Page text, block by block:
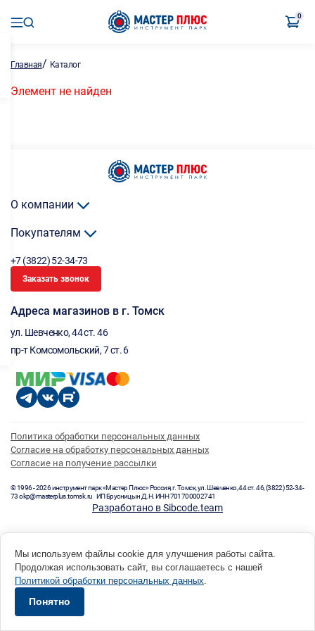
0
Главная/ Каталог
Элемент не найден
О компании
Покупателям
+7 (3822) 52-34-73
Заказать звонок
Адреса магазинов в г. Томск
ул. Шевченко, 44 ст. 46
пр-т Комсомольский, 7 ст. 6
Политика обработки персональных данных
Согласие на обработку персональных данных
Согласие на получение рассылки
© 1996 - 2026 инструмент парк «Мастер Плюс» Россия, г. Томск, ул. Шевченко, 44 ст. 46, (3822) 52-34-
73 okp@masterplus.tomsk.ru ИП Брусницын Д.Н. ИНН 701700002741
Разработано в Sibcode.team
Мы используем файлы cookie для улучшения работы сайта.
Продолжая использовать сайт, вы соглашаетесь с нашей
Политикой обработки персональных данных.
Понятно